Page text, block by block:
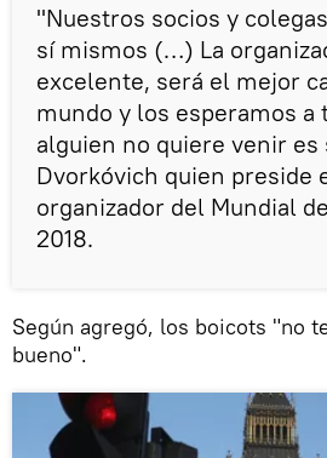
"Nuestros socios y
sí mismos (…) La
excelente, será el mejor
mundo y los esperamos a
alguien no quiere venir es
Dvorkóvich quien preside
organizador del Mundial
2018.
Según agregó, los boicots "no
bueno".